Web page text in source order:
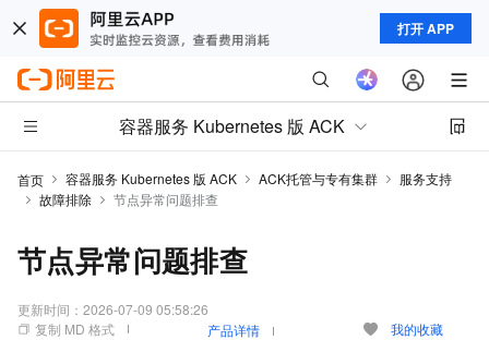
打开 APP
容器服务 Kubernetes 版 ACK
首页 容器服务 Kubernetes 版 ACK ACK托管与专有集群
服务支持
故障排除
节点异常问题排查
节点异常问题排查
更新时间： 2026-07-09 05:58:26
复制 MD 格式
产品详情 我的收藏